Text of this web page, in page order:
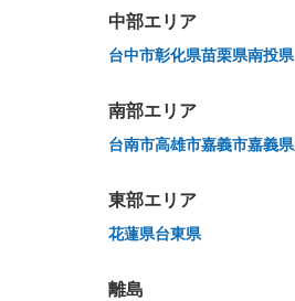
中部エリア
台中市彰化県苗栗県南投県
南部エリア
台南市高雄市嘉義市嘉義県
東部エリア
花蓮県台東県
離島